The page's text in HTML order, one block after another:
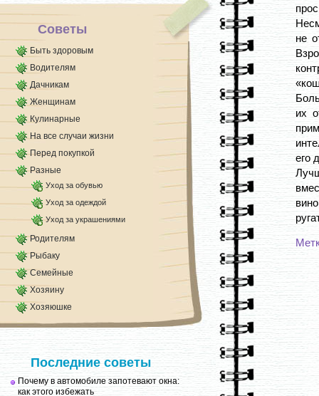
Советы
Быть здоровым
Водителям
Дачникам
Женщинам
Кулинарные
На все случаи жизни
Перед покупкой
Разные
Уход за обувью
Уход за одеждой
Уход за украшениями
Родителям
Рыбаку
Семейные
Хозяину
Хозяюшке
Последние советы
Почему в автомобиле запотевают окна:
как этого избежать
не
их
его